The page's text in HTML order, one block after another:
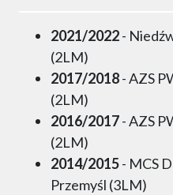
2021/2022-
(2LM)
2017/2018- AZS
(2LM)
2016/2017- AZS
(2LM)
2014/2015- MCS
Przemyśl (3LM)